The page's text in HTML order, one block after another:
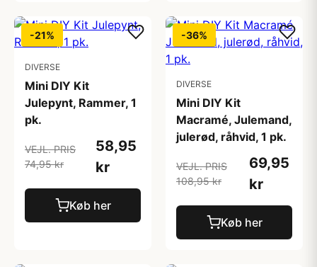
-21%
DIVERSE
Mini DIY Kit
Julepynt, Rammer, 1
pk.
VEJL. PRIS
74,95 kr
58,95
kr
Køb her
-36%
DIVERSE
Mini DIY Kit
Macramé, Julemand,
julerød, råhvid, 1 pk.
VEJL. PRIS
108,95 kr
69,95
kr
Køb her